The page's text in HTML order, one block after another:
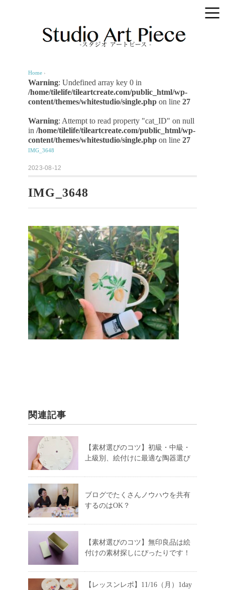
Home ›
Warning: Undefined array key 0 in
/home/tilelife/tileartcreate.com/public_html/wp-
content/themes/whitestudio/single.php on line 27
Warning: Attempt to read property "cat_ID" on null
in /home/tilelife/tileartcreate.com/public_html/wp-
content/themes/whitestudio/single.php on line 27
IMG_3648
2023-08-12
IMG_3648
関連記事
【素材選びのコツ】初級・中級・
上級別、絵付けに最適な陶器選び
ブログでたくさんノウハウを共有
するのはOK？
【素材選びのコツ】無印良品は絵
付けの素材探しにぴったりです！
【レッスンレポ】11/16（月）1day